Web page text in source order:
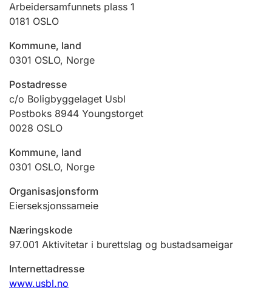
Ektepaktrettleiaren
Andre tema
Arbeidersamfunnets plass 1
0181 OSLO
Kommune, land
0301 OSLO, Norge
Postadresse
c/o Boligbyggelaget Usbl
Postboks 8944 Youngstorget
0028 OSLO
Kommune, land
0301 OSLO, Norge
Organisasjonsform
Eierseksjonssameie
Næringskode
97.001 Aktivitetar i burettslag og bustadsameigar
Internettadresse
www.usbl.no